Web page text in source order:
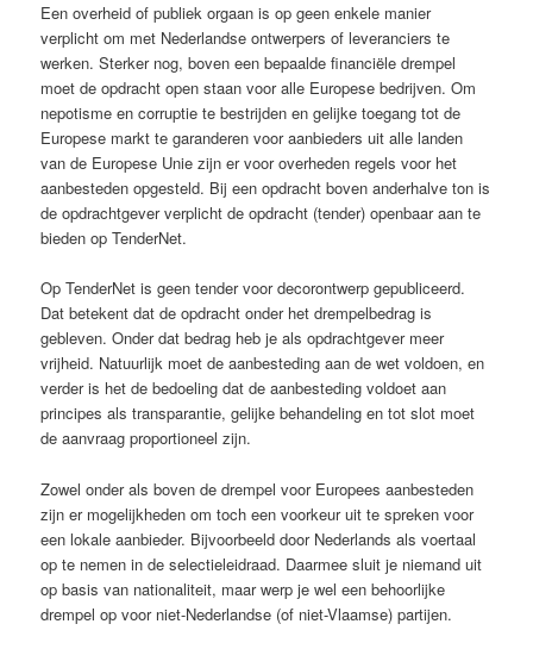
Een overheid of publiek orgaan is op geen enkele manier
verplicht om met Nederlandse ontwerpers of leveranciers te
werken. Sterker nog, boven een bepaalde financiële drempel
moet de opdracht open staan voor alle Europese bedrijven. Om
nepotisme en corruptie te bestrijden en gelijke toegang tot de
Europese markt te garanderen voor aanbieders uit alle landen
van de Europese Unie zijn er voor overheden regels voor het
aanbesteden opgesteld. Bij een opdracht boven anderhalve ton is
de opdrachtgever verplicht de opdracht (tender) openbaar aan te
bieden op TenderNet.
Op TenderNet is geen tender voor decorontwerp gepubliceerd.
Dat betekent dat de opdracht onder het drempelbedrag is
gebleven. Onder dat bedrag heb je als opdrachtgever meer
vrijheid. Natuurlijk moet de aanbesteding aan de wet voldoen, en
verder is het de bedoeling dat de aanbesteding voldoet aan
principes als transparantie, gelijke behandeling en tot slot moet
de aanvraag proportioneel zijn.
Zowel onder als boven de drempel voor Europees aanbesteden
zijn er mogelijkheden om toch een voorkeur uit te spreken voor
een lokale aanbieder. Bijvoorbeeld door Nederlands als voertaal
op te nemen in de selectieleidraad. Daarmee sluit je niemand uit
op basis van nationaliteit, maar werp je wel een behoorlijke
drempel op voor niet-Nederlandse (of niet-Vlaamse) partijen.